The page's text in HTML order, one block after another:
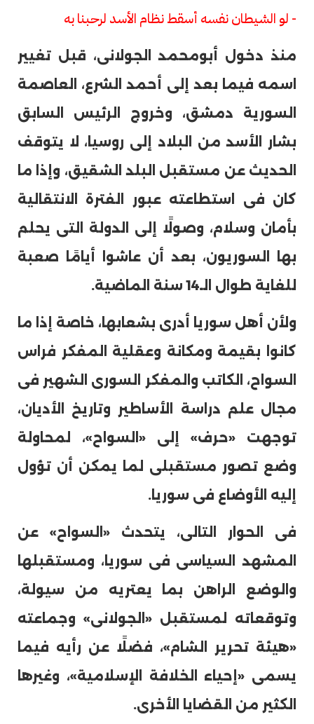
- لو الشيطان نفسه أسقط نظام الأسد لرحبنا به
منذ دخول أبومحمد الجولانى، قبل تغيير
اسمه فيما بعد إلى أحمد الشرع، العاصمة
السورية دمشق، وخروج الرئيس السابق
بشار الأسد من البلاد إلى روسيا، لا يتوقف
الحديث عن مستقبل البلد الشقيق، وإذا ما
كان فى استطاعته عبور الفترة الانتقالية
بأمان وسلام، وصولًا إلى الدولة التى يحلم
بها السوريون، بعد أن عاشوا أيامًا صعبة
للغاية طوال الـ14 سنة الماضية.
ولأن أهل سوريا أدرى بشعابها، خاصة إذا ما
كانوا بقيمة ومكانة وعقلية المفكر فراس
السواح، الكاتب والمفكر السورى الشهير فى
مجال علم دراسة الأساطير وتاريخ الأديان،
توجهت «حرف» إلى «السواح»، لمحاولة
وضع تصور مستقبلى لما يمكن أن تؤول
إليه الأوضاع فى سوريا.
فى الحوار التالى، يتحدث «السواح» عن
المشهد السياسى فى سوريا، ومستقبلها
والوضع الراهن بما يعتريه من سيولة،
وتوقعاته لمستقبل «الجولانى» وجماعته
«هيئة تحرير الشام»، فضلًا عن رأيه فيما
يسمى «إحياء الخلافة الإسلامية»، وغيرها
الكثير من القضايا الأخرى.